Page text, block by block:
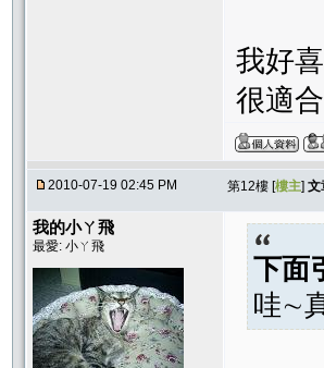
我好
很適
2010-07-19 02:45 PM 第12樓 [樓主] 文
我的小ㄚ飛
最愛: 小ㄚ飛
下面
哇∼